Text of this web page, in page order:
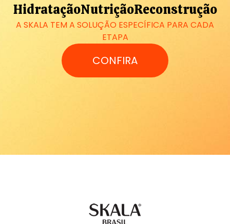
HidrataçãoNutriçãoReconstrução
A SKALA TEM A SOLUÇÃO ESPECÍFICA PARA CADA
ETAPA
CONFIRA